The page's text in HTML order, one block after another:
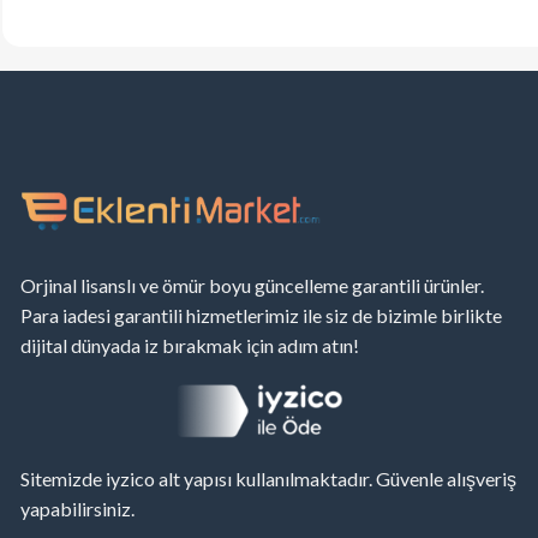
Orjinal lisanslı ve ömür boyu güncelleme garantili ürünler.
Para iadesi garantili hizmetlerimiz ile siz de bizimle birlikte
dijital dünyada iz bırakmak için adım atın!
Sitemizde iyzico alt yapısı kullanılmaktadır. Güvenle alışveriş
yapabilirsiniz.